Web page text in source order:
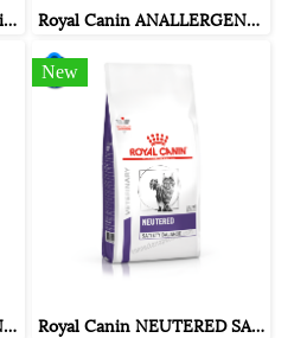
Hill's® Prescription Diet® i/d® Feline อาหารเม็ดสำหรับแมวปัญหาทางเดินอาหาร ขนาดถุง 1.8 กิโลกรัม. Royal Canin ANALLERGENIC CAT ขนาดถุง 4 กิโลกรัม.
Royal Canin MATURE CONSULT CAT ขนาดถุง ( 1.5 กิโลกรัม , 3.5 กิโลกรัม )
New
Royal Canin NEUTERED SATIETY BALANCE ขนาด ( 400 กรัม , 1.5 กิโลกรัม , 3.5 กิโลกรัม )